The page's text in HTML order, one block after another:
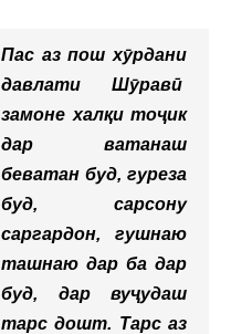
Пас аз пош хӯрдани
давлати Шӯравӣ
замоне халқи тоҷик
дар ватанаш
беватан буд, гуреза
буд, сарсону
саргардон, гушнаю
ташнаю дар ба дар
буд, дар вуҷудаш
тарс дошт. Тарс аз